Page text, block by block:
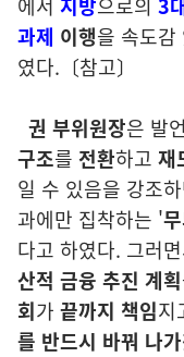
과제 이행을 속도감
였다.〔참고〕
권 부위원장은 발
구조를 전환하고 재
일 수 있음을 강조
과에만 집착하는 '
다고 하였다. 그러
산적 금융 추진 계획
회가 끝까지 책임지
를 반드시 바꿔 나